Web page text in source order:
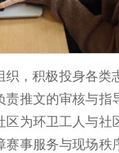
，积极投身各类
推文的审核与
为环卫工人与
事服务与现场